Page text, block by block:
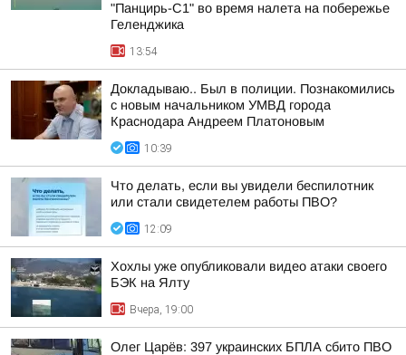
"Панцирь-С1" во время налета на побережье
Геленджика
13:54
Докладываю.. Был в полиции. Познакомились
с новым начальником УМВД города
Краснодара Андреем Платоновым
10:39
Что делать, если вы увидели беспилотник
или стали свидетелем работы ПВО?
12:09
Хохлы уже опубликовали видео атаки своего
БЭК на Ялту
Вчера, 19:00
Олег Царёв: 397 украинских БПЛА сбито ПВО